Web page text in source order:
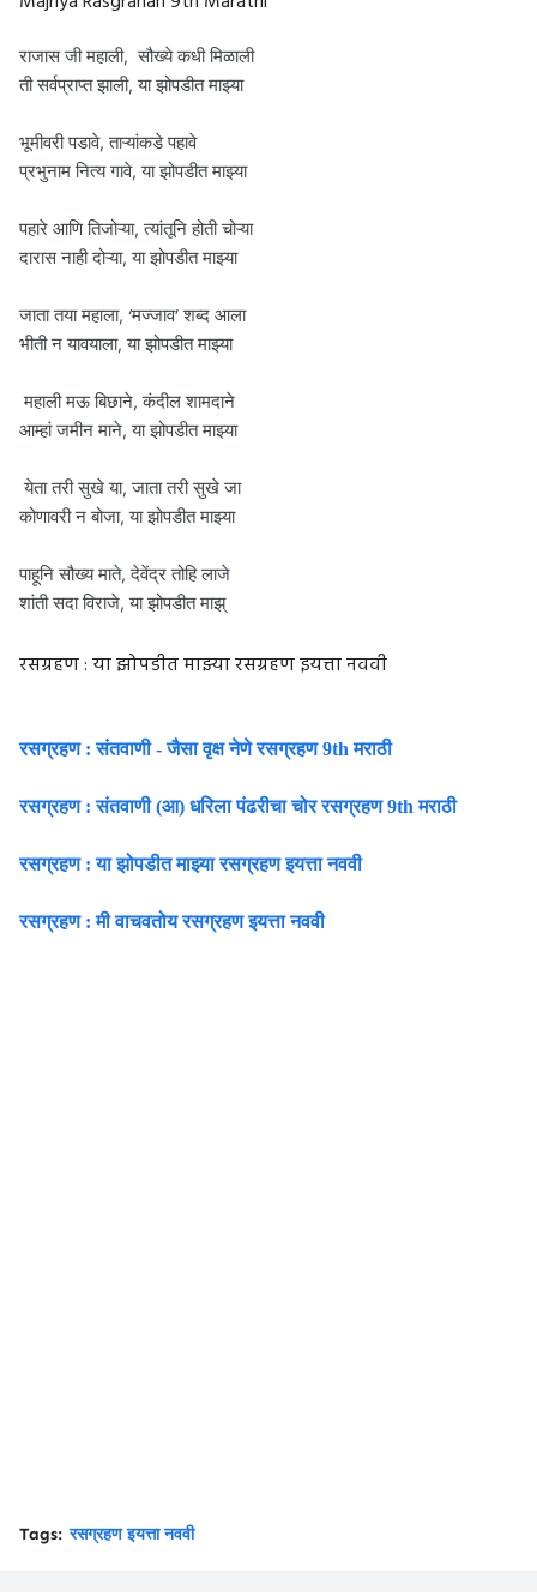
राजास जी महाली, सौख्ये कधी मिळाली
ती सर्वप्राप्त झाली, या झोपडीत माझ्या
भूमीवरी पडावे, ताऱ्यांकडे पहावे
प्रभुनाम नित्य गावे, या झोपडीत माझ्या
पहारे आणि तिजोऱ्या, त्यांतूनि होती चोऱ्या
दारास नाही दोऱ्या, या झोपडीत माझ्या
जाता तया महाला, ‘मज्जाव’ शब्द आला
भीती न यावयाला, या झोपडीत माझ्या
महाली मऊ बिछाने, कंदील शामदाने
आम्हां जमीन माने, या झोपडीत माझ्या
येता तरी सुखे या, जाता तरी सुखे जा
कोणावरी न बोजा, या झोपडीत माझ्या
पाहूनि सौख्य माते, देवेंद्र तोहि लाजे
शांती सदा विराजे, या झोपडीत माझ्
रसग्रहण : या झोपडीत माझ्या रसग्रहण इयत्ता नववी
रसग्रहण : संतवाणी - जैसा वृक्ष नेणे रसग्रहण 9th मराठी
रसग्रहण : संतवाणी (आ) धरिला पंढरीचा चोर रसग्रहण 9th मराठी
रसग्रहण : या झोपडीत माझ्या रसग्रहण इयत्ता नववी
रसग्रहण : मी वाचवतोय रसग्रहण इयत्ता नववी
Tags: रसग्रहण इयत्ता नववी